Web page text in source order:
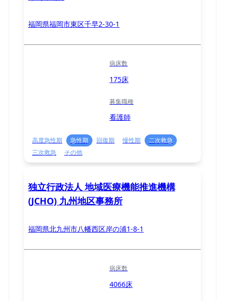
福岡県福岡市東区千早2-30-1
病床数
175床
募集職種
看護師
高度急性期 急性期 回復期 慢性期
二次救急
三次救急
その他
独立行政法人 地域医療機能推進機構
(JCHO) 九州地区事務所
福岡県北九州市八幡西区岸の浦1-8-1
病床数
4066床